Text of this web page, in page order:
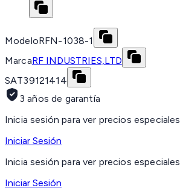
ModeloRFN-1038-1
MarcaRF INDUSTRIES,LTD
SAT39121414
3 años de garantía
Inicia sesión para ver precios especiales
Iniciar Sesión
Inicia sesión para ver precios especiales
Iniciar Sesión